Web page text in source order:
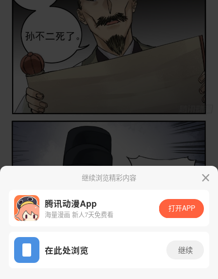
App免费看
继续浏览精彩内容
腾讯动漫App
海量漫画 新人7天免费看
打开APP
在此处浏览 继续